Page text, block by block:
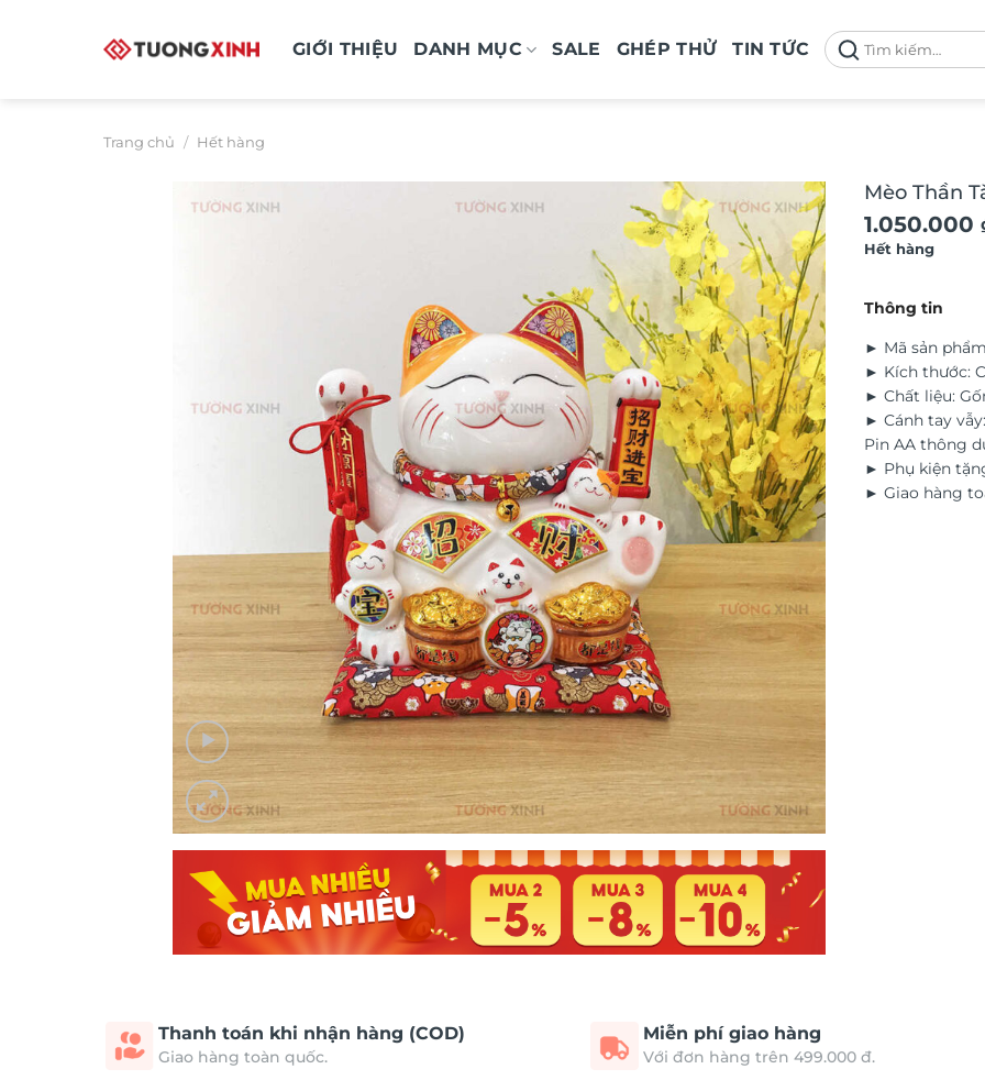
GIỚI THIỆU DANH MỤC SALE GHÉP THỬ TIN TỨC
Tìm
kiếm:
Trang chủ / Hết hàng
Mèo Thần
1.050.000
Hết hàng
Thông tin
► Mã sản
► Kích thước:
► Chất liệu:
► Cánh tay
Pin AA thông
► Phụ kiện
► Giao hàng
Thanh toán khi nhận hàng (COD)
Giao hàng toàn quốc.
Miễn phí giao hàng
Với đơn hàng trên 499.000 đ.